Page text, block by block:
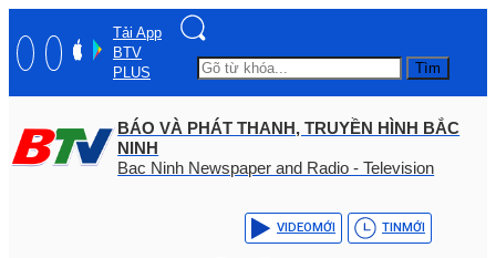
Tải App
BTV
PLUS
Tìm
BÁO VÀ PHÁT THANH, TRUYỀN HÌNH BẮC
NINH
Bac Ninh Newspaper and Radio - Television
VIDEOMỚI TINMỚI